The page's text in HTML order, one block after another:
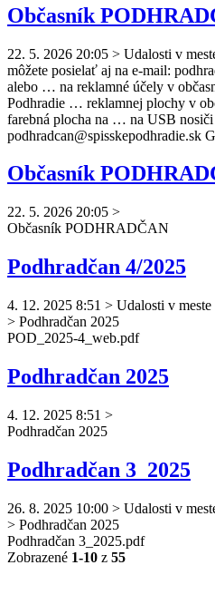
Občasník
22. 5. 2026 20:05 > Udalosti v
môžete posielať aj na e-mail:
alebo … na reklamné účely v
Podhradie … reklamnej plochy v
farebná plocha na … na USB nosiči
podhradcan@spisskepodhradie.sk
Občasník
22. 5. 2026 20:05 >
Občasník PODHRADČAN
Podhradčan 4/2025
4. 12. 2025 8:51 > Udalosti v
> Podhradčan 2025
POD_2025-4_web.pdf
Podhradčan 2025
4. 12. 2025 8:51 >
Podhradčan 2025
Podhradčan 3_2025
26. 8. 2025 10:00 > Udalosti v
> Podhradčan 2025
Podhradčan 3_2025.pdf
Zobrazené 1-10 z 55